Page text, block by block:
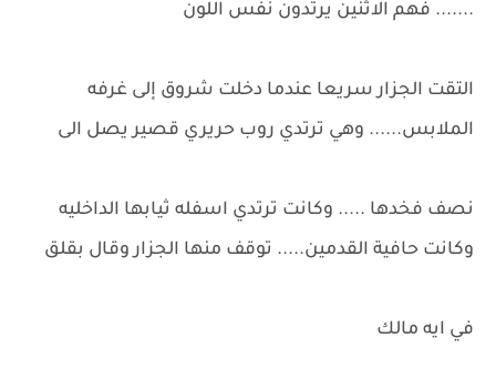
....... فهم الاثنين يرتدون نفس اللون
التقت الجزار سريعا عندما دخلت شروق إلى غرفه
الملابس...... وهي ترتدي روب حريري قصير يصل الى
نصف فخدها ..... وكانت ترتدي اسفله ثيابها الداخليه
وكانت حافية القدمين..... توقف منها الجزار وقال بقلق
في ايه مالك